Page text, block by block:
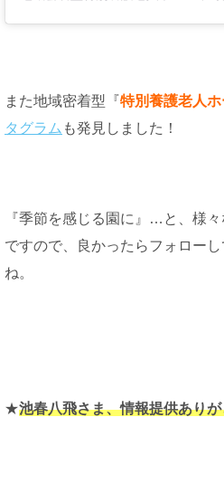
また地域密着型『特別養護老人
タグラム も発見しました！
『季節を感じる園に』…と、様
ですので、良かったらフォロー
ね。
★池春八飛さま、情報提供あり